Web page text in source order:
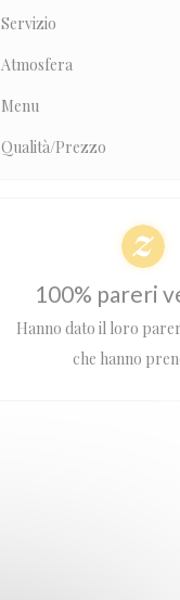
Servizio
Atmosfera
Menu
Qualità/Prezzo
100% pareri
Hanno dato il loro
che hanno